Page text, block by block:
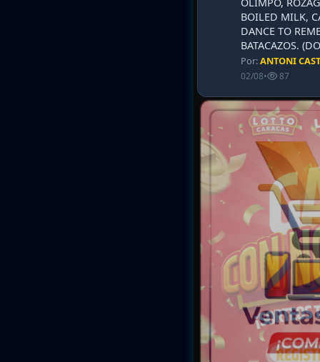
BOILED MILK,
DANCE TO
BATACAZOS.
Por:ANTONI
02/08• 87